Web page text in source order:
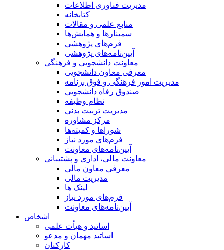
مدیریت فناوری اطلاعات
کتابخانه
منابع علمی و مقالات
سمینارها و همایش‌ها
فرم‌های پژوهشی
آیین‌نامه‌های پژوهشی
معاونت دانشجویی و فرهنگی
معرفی معاون دانشجویی
مدیریت امور فرهنگی و فوق برنامه
صندوق رفاه دانشجویی
نظام وظیفه
مدیریت تربیت بدنی
مرکز مشاوره
شوراها و کمیته‌ها
فرم‌های مورد نیاز
آیین‌نامه‌های معاونت
معاونت مالی، اداری و پشتیبانی
معرفی معاون مالی
مدیریت مالی
لینک ها
فرم‌های مورد نیاز
آیین‌نامه‌های معاونت
اشخاص
اساتید و هیأت علمی
اساتید مهمان و مدعو
کارکنان